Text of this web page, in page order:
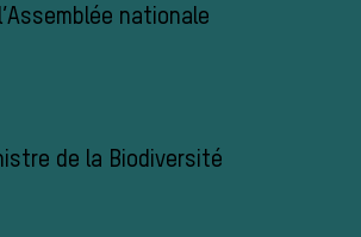
nationale
de la Biodiversité